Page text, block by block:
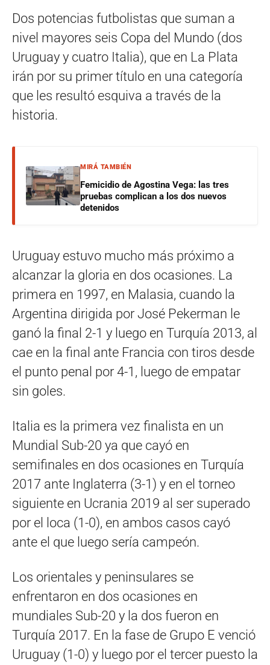
Dos potencias futbolistas que suman a
nivel mayores seis Copa del Mundo (dos
Uruguay y cuatro Italia), que en La Plata
irán por su primer título en una categoría
que les resultó esquiva a través de la
historia.
MIRÁ TAMBIÉN
Femicidio de Agostina Vega: las tres
pruebas complican a los dos nuevos
detenidos
Uruguay estuvo mucho más próximo a
alcanzar la gloria en dos ocasiones. La
primera en 1997, en Malasia, cuando la
Argentina dirigida por José Pekerman le
ganó la final 2-1 y luego en Turquía 2013, al
cae en la final ante Francia con tiros desde
el punto penal por 4-1, luego de empatar
sin goles.
Italia es la primera vez finalista en un
Mundial Sub-20 ya que cayó en
semifinales en dos ocasiones en Turquía
2017 ante Inglaterra (3-1) y en el torneo
siguiente en Ucrania 2019 al ser superado
por el loca (1-0), en ambos casos cayó
ante el que luego sería campeón.
Los orientales y peninsulares se
enfrentaron en dos ocasiones en
mundiales Sub-20 y la dos fueron en
Turquía 2017. En la fase de Grupo E venció
Uruguay (1-0) y luego por el tercer puesto la